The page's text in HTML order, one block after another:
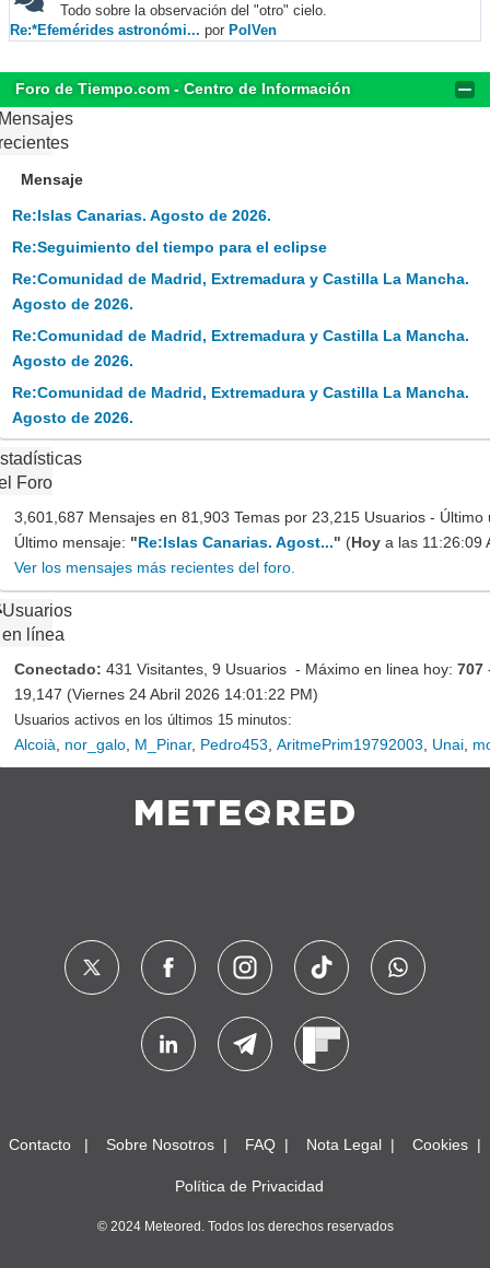
Todo sobre la observación del "otro" cielo.
Re:*Efemérides astronómi... por PolVen
Foro de Tiempo.com - Centro de Información
Mensaje
Re:Islas Canarias. Agosto de 2026.
Re:Seguimiento del tiempo para el eclipse
Re:Comunidad de Madrid, Extremadura y Castilla La Mancha.
Agosto de 2026.
Re:Comunidad de Madrid, Extremadura y Castilla La Mancha.
Agosto de 2026.
Re:Comunidad de Madrid, Extremadura y Castilla La Mancha.
Agosto de 2026.
Foro
3,601,687 Mensajes en 81,903 Temas por 23,215 Usuarios -
Último mensaje: "Re:Islas Canarias. Agost..." (Hoy a las 11:26:09
Ver los mensajes más recientes del foro.
Usuarios
en línea
Conectado: 431 Visitantes, 9 Usuarios - Máximo en linea hoy: 707
19,147 (Viernes 24 Abril 2026 14:01:22 PM)
Usuarios activos en los últimos 15 minutos:
Alcoià nor_galo M_Pinar, Pedro453 AritmePrim19792003 Unai
Contacto Sobre Nosotros FAQ Nota Legal Cookies
Política de Privacidad
© 2024 Meteored. Todos los derechos reservados